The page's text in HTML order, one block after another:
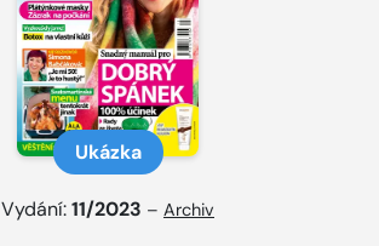
Ukázka
Vydání:11/2023 – Archiv